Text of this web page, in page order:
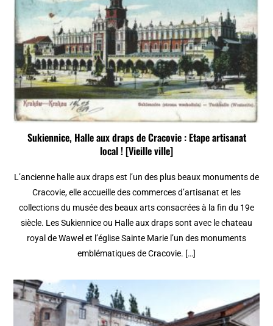
Sukiennice, Halle aux draps de Cracovie : Etape artisanat
local ! [Vieille ville]
L’ancienne halle aux draps est l’un des plus beaux monuments de
Cracovie, elle accueille des commerces d’artisanat et les
collections du musée des beaux arts consacrées à la fin du 19e
siècle. Les Sukiennice ou Halle aux draps sont avec le chateau
royal de Wawel et l’église Sainte Marie l’un des monuments
emblématiques de Cracovie. […]